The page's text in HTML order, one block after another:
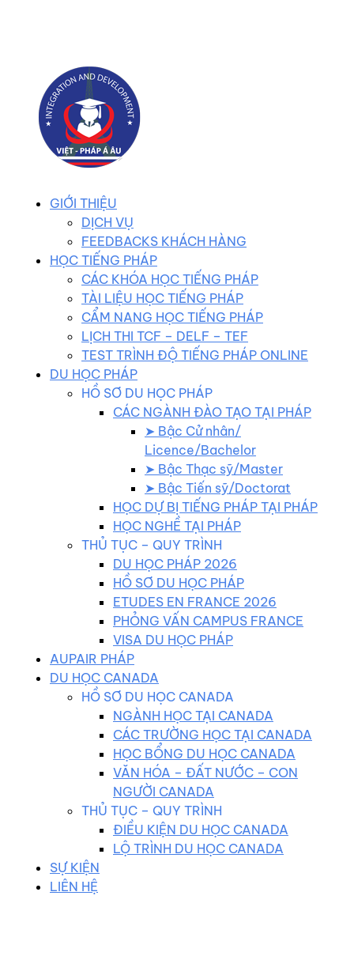
GIỚI THIỆU
DỊCH VỤ
FEEDBACKS KHÁCH HÀNG
HỌC TIẾNG PHÁP
CÁC KHÓA HỌC TIẾNG PHÁP
TÀI LIỆU HỌC TIẾNG PHÁP
CẨM NANG HỌC TIẾNG PHÁP
LỊCH THI TCF – DELF – TEF
TEST TRÌNH ĐỘ TIẾNG PHÁP ONLINE
DU HỌC PHÁP
HỒ SƠ DU HỌC PHÁP
CÁC NGÀNH ĐÀO TẠO TẠI PHÁP
➤ Bậc Cử nhân/
Licence/Bachelor
➤ Bậc Thạc sỹ/Master
➤ Bậc Tiến sỹ/Doctorat
HỌC DỰ BỊ TIẾNG PHÁP TẠI PHÁP
HỌC NGHỀ TẠI PHÁP
THỦ TỤC – QUY TRÌNH
DU HỌC PHÁP 2026
HỒ SƠ DU HỌC PHÁP
ETUDES EN FRANCE 2026
PHỎNG VẤN CAMPUS FRANCE
VISA DU HỌC PHÁP
AUPAIR PHÁP
DU HỌC CANADA
HỒ SƠ DU HỌC CANADA
NGÀNH HỌC TẠI CANADA
CÁC TRƯỜNG HỌC TẠI CANADA
HỌC BỔNG DU HỌC CANADA
VĂN HÓA – ĐẤT NƯỚC – CON
NGƯỜI CANADA
THỦ TỤC – QUY TRÌNH
ĐIỀU KIỆN DU HỌC CANADA
LỘ TRÌNH DU HỌC CANADA
SỰ KIỆN
LIÊN HỆ